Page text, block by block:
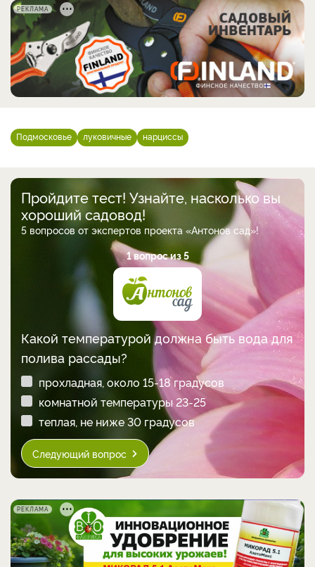
РЕКЛАМА
Подмосковье луковичные нарциссы
Пройдите тест! Узнайте, насколько вы
хороший садовод!
5 вопросов от экспертов проекта «Антонов сад»!
1 вопрос из 5
Какой температурой должна быть вода для
полива рассады?
прохладная, около 15-18 градусов
комнатной температуры 23-25
теплая, не ниже 30 градусов
Следующий вопрос
РЕКЛАМА